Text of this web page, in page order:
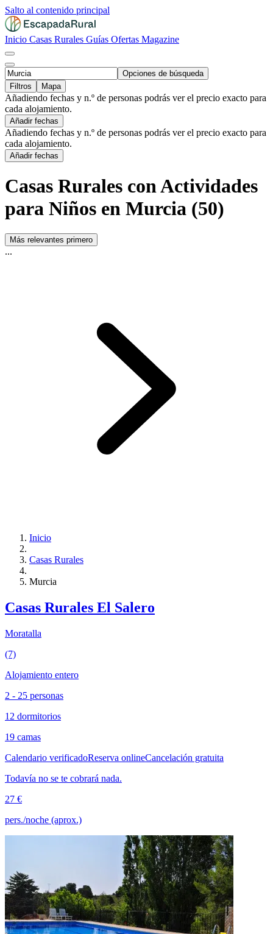
Salto al contenido principal
Inicio Casas Rurales Guías Ofertas Magazine
Opciones de búsqueda
Filtros
Mapa
Añadiendo fechas y n.º de personas podrás ver el precio exacto para
cada alojamiento.
Añadir fechas
Añadiendo fechas y n.º de personas podrás ver el precio exacto para
cada alojamiento.
Añadir fechas
Casas Rurales con Actividades
para Niños en Murcia (50)
Más relevantes primero
...
Inicio
Casas Rurales
Murcia
Casas Rurales El Salero
Moratalla
(7)
Alojamiento entero
2 - 25 personas
12 dormitorios
19 camas
Calendario verificadoReserva onlineCancelación gratuita
Todavía no se te cobrará nada.
27 €
pers./noche (aprox.)